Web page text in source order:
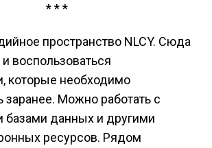
* * *
пространство NLCY. Сюда
воспользоваться
которые необходимо
заранее. Можно работать с
базами данных и другими
ресурсов. Рядом